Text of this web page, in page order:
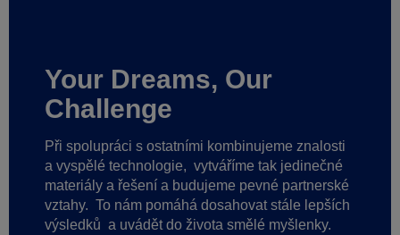
Your Dreams, Our
Challenge
Při spolupráci s ostatními kombinujeme znalosti
a vyspělé technologie, vytváříme tak jedinečné
materiály a řešení a budujeme pevné partnerské
vztahy. To nám pomáhá dosahovat stále lepších
výsledků a uvádět do života smělé myšlenky.